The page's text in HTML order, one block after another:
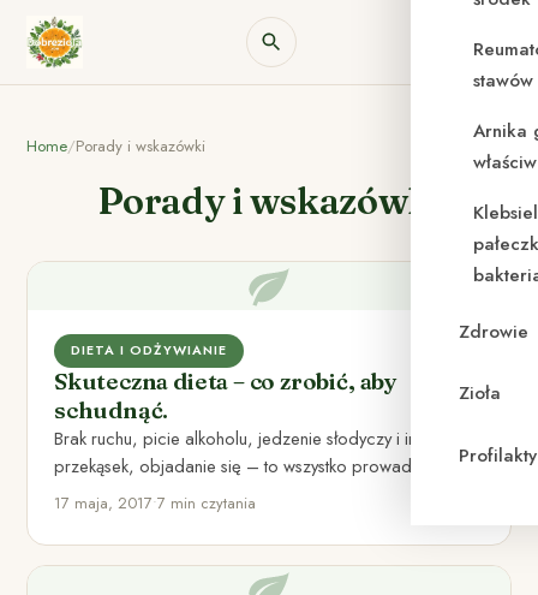
Arnika
Zdrowie
Zioła
Home/Porady i wskazówki
Porady i wskazówki
DIETA I ODŻYWIANIE
Skuteczna dieta – co zrobić, aby
schudnąć.
Brak ruchu, picie alkoholu, jedzenie słodyczy i innych
przekąsek, objadanie się – to wszystko prowadzi do
nadmiaru kilogramów.…
17 maja, 2017•7 min czytania